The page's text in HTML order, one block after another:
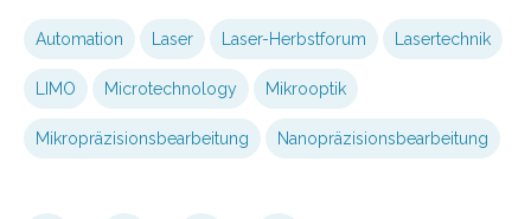
Automation Laser Laser-Herbstforum Lasertechnik
LIMO Microtechnology Mikrooptik
Mikropräzisionsbearbeitung Nanopräzisionsbearbeitung